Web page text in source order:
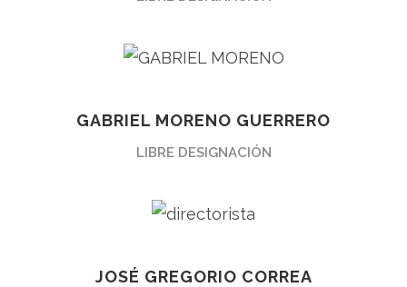
GABRIEL MORENO GUERRERO
LIBRE DESIGNACIÓN
JOSÉ GREGORIO CORREA